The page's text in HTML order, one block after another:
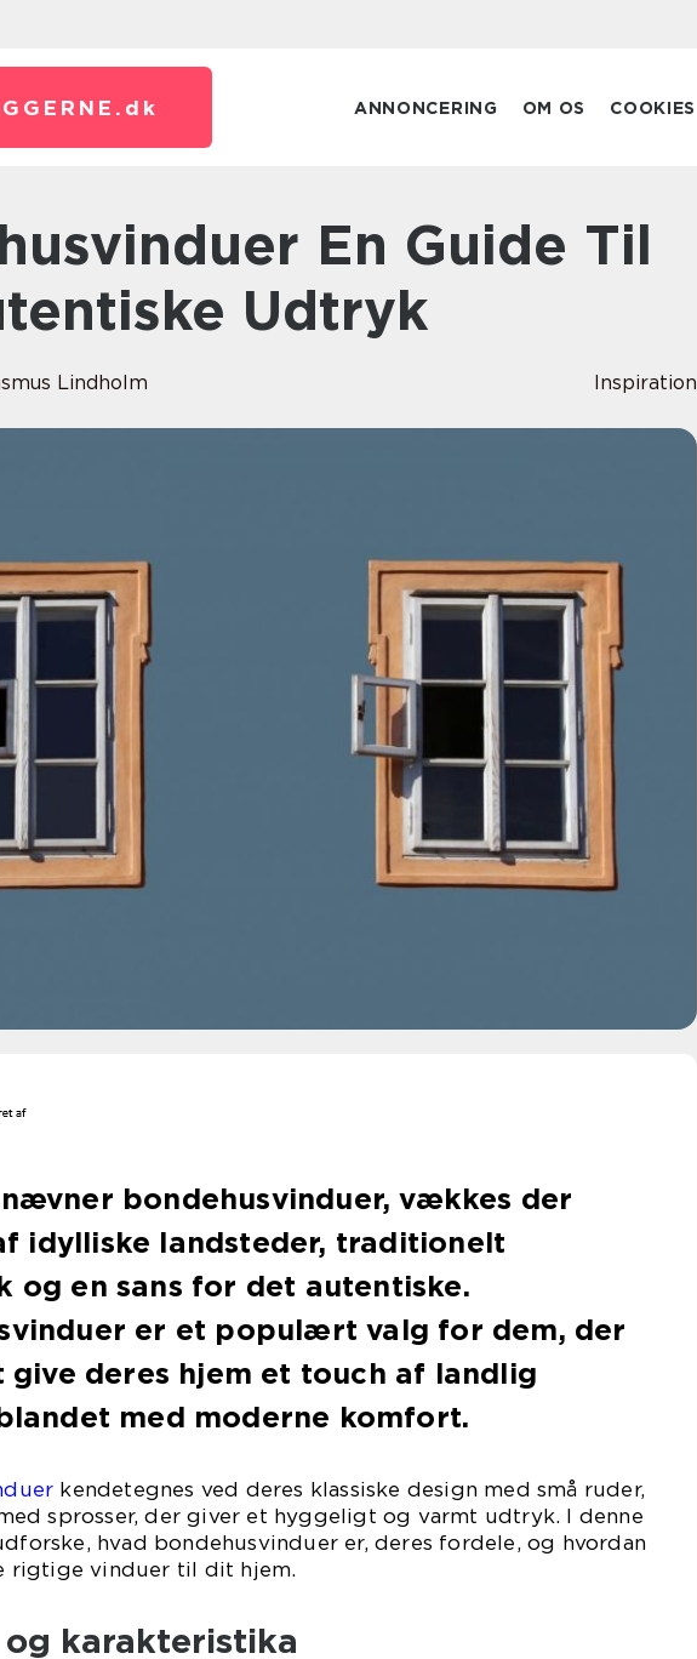
dk ANNONCERING OM OS COOKIES
Udtryk
Lindholm Inspiration
bondehusvinduer, vækkes der
idylliske landsteder, traditionelt
og en sans for det autentiske.
er et populært valg for dem, der
give deres hjem et touch af landlig
med moderne komfort.
kendetegnes ved deres klassiske design med små ruder,
sprosser, der giver et hyggeligt og varmt udtryk. I denne
hvad bondehusvinduer er, deres fordele, og hvordan
rigtige vinduer til dit hjem.
karakteristika